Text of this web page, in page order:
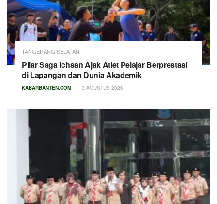
TANGERANG SELATAN
Pilar Saga Ichsan Ajak Atlet Pelajar Berprestasi
di Lapangan dan Dunia Akademik
KABARBANTEN.COM 3 AGUSTUS 2026